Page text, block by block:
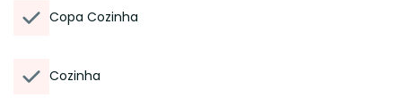
Copa Cozinha
Cozinha